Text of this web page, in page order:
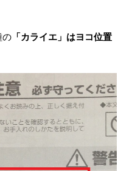
の「カライエ」はヨコ位置